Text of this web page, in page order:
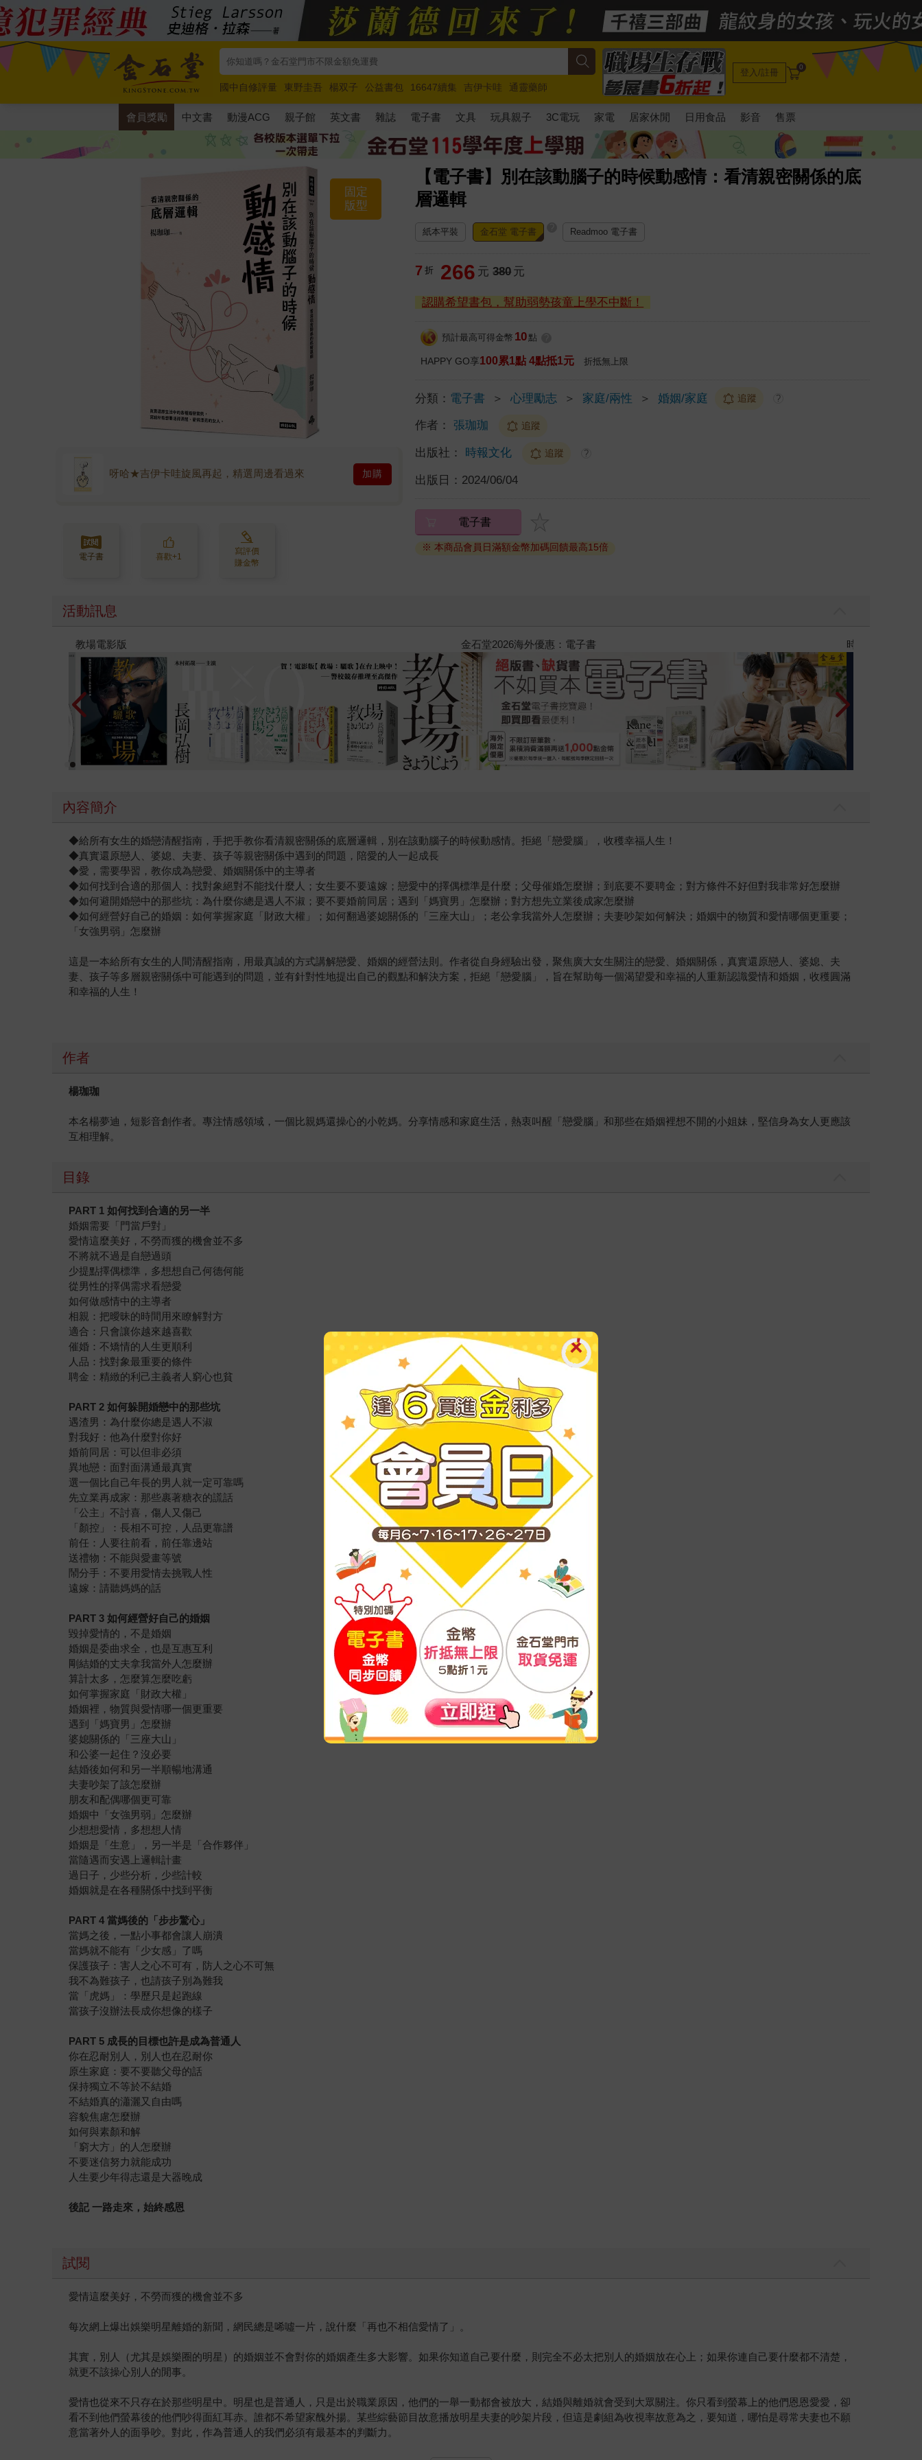
國中自修評量 東野圭吾 楊双子 公益書包 16647續集 吉伊卡哇
通靈藥師
唯紅花綻放
奧德賽 路邊攤新作 馬斯克 玩具總動員5 超慢跑
登入/註冊 0
會員獎勵 中文書 動漫ACG 親子館 英文書 雜誌 電子書 文具 玩具親子 3C電玩 家電 居家休閒 日用食品 影音 售票
【電子書】別在該動腦子的時候動感情：看清親密關係的底
層邏輯
固定
版型
呀哈★吉伊卡哇旋風再起，精選周邊看過來 加購
電子書 喜歡+1
寫評價
賺金幣
紙本平裝 金石堂 電子書 Readmoo 電子書
7 折 266 元 380 元
認購希望書包，幫助弱勢孩童上學不中斷！
預計最高可得金幣 10 點
HAPPY GO享100累1點 4點抵1元 折抵無上限
分類： 電子書 ＞ 心理勵志 ＞ 家庭/兩性 ＞ 婚姻/家庭 追蹤 ?
作者： 張珈珈 追蹤
出版社： 時報文化 追蹤 ?
出版日： 2024/06/04
電子書
※ 本商品會員日滿額金幣加碼回饋最高15倍
活動訊息
時報經典展69折起 黃色書刊回來了！一起走進他的漫畫宇宙
內容簡介
◆給所有女生的婚戀清醒指南，手把手教你看清親密關係的底層邏輯，別在該動腦子的時候動感情。拒絕「戀愛腦」，收穫幸福人生！
◆真實還原戀人、婆媳、夫妻、孩子等親密關係中遇到的問題，陪愛的人一起成長
◆愛，需要學習，教你成為戀愛、婚姻關係中的主導者
◆如何找到合適的那個人：找對象絕對不能找什麼人；女生要不要遠嫁；戀愛中的擇偶標準是什麼；父母催婚怎麼辦；到底要不要聘金；對方條件不好但對我非常好怎麼辦
◆如何避開婚戀中的那些坑：為什麼你總是遇人不淑；要不要婚前同居；遇到「媽寶男」怎麼辦；對方想先立業後成家怎麼辦
◆如何經營好自己的婚姻：如何掌握家庭「財政大權」；如何翻過婆媳關係的「三座大山」；老公拿我當外人怎麼辦；夫妻吵架如何解決；婚姻中的物質和愛情哪個更重要；
「女強男弱」怎麼辦
這是一本給所有女生的人間清醒指南，用最真誠的方式講解戀愛、婚姻的經營法則。作者從自身經驗出發，聚焦廣大女生關注的戀愛、婚姻關係，真實還原戀人、婆媳、夫
妻、孩子等多層親密關係中可能遇到的問題，並有針對性地提出自己的觀點和解決方案，拒絕「戀愛腦」，旨在幫助每一個渴望愛和幸福的人重新認識愛情和婚姻，收穫圓滿
和幸福的人生！
作者
楊珈珈
本名楊夢迪，短影音創作者。專注情感領域，一個比親媽還操心的小乾媽。分享情感和家庭生活，熱衷叫醒「戀愛腦」和那些在婚姻裡想不開的小姐妹，堅信身為女人更應該
互相理解。
目錄
PART 1如何找到合適的另一半
婚姻需要「門當戶對」
愛情這麼美好，不勞而獲的機會並不多
不將就不過是自戀過頭
少提點擇偶標準，多想想自己何德何能
從男性的擇偶需求看戀愛
如何做感情中的主導者
相親：把曖昧的時間用來瞭解對方
適合：只會讓你越來越喜歡
催婚：不矯情的人生更順利
人品：找對象最重要的條件
聘金：精緻的利己主義者人窮心也貧
PART 2如何躲開婚戀中的那些坑
遇渣男：為什麼你總是遇人不淑
對我好：他為什麼對你好
婚前同居：可以但非必須
異地戀：面對面溝通最真實
選一個比自己年長的男人就一定可靠嗎
先立業再成家：那些裹著糖衣的謊話
「公主」不討喜，傷人又傷己
「顏控」：長相不可控，人品更靠譜
前任：人要往前看，前任靠邊站
送禮物：不能與愛畫等號
鬧分手：不要用愛情去挑戰人性
遠嫁：請聽媽媽的話
PART 3如何經營好自己的婚姻
毀掉愛情的，不是婚姻
婚姻是委曲求全，也是互惠互利
剛結婚的丈夫拿我當外人怎麼辦
算計太多，怎麼算怎麼吃虧
如何掌握家庭「財政大權」
婚姻裡，物質與愛情哪一個更重要
遇到「媽寶男」怎麼辦
婆媳關係的「三座大山」
和公婆一起住？沒必要
結婚後如何和另一半順暢地溝通
夫妻吵架了該怎麼辦
朋友和配偶哪個更可靠
婚姻中「女強男弱」怎麼辦
少想想愛情，多想想人情
婚姻是「生意」，另一半是「合作夥伴」
當隨遇而安遇上邏輯計畫
過日子，少些分析，少些計較
婚姻就是在各種關係中找到平衡
PART 4當媽後的「步步驚心」
當媽之後，一點小事都會讓人崩潰
當媽就不能有「少女感」了嗎
保護孩子：害人之心不可有，防人之心不可無
我不為難孩子，也請孩子別為難我
當「虎媽」：學歷只是起跑線
當孩子沒辦法長成你想像的樣子
PART 5 成長的目標也許是成為普通人
你在忍耐別人，別人也在忍耐你
原生家庭：要不要聽父母的話
保持獨立不等於不結婚
不結婚真的瀟灑又自由嗎
容貌焦慮怎麼辦
如何與素顏和解
「窮大方」的人怎麼辦
不要迷信努力就能成功
人生要少年得志還是大器晚成
後記 一路走來，始終感恩
試閱
愛情這麼美好，不勞而獲的機會並不多
每次網上爆出娛樂明星離婚的新聞，網民總是唏噓一片，說什麼「再也不相信愛情了」。
其實，別人（尤其是娛樂圈的明星）的婚姻並不會對你的婚姻產生多大影響。如果你知道自己要什麼，則完全不必太把別人的婚姻放在心上；如果你連自己要什麼都不清楚，
就更不該操心別人的閒事。
愛情也從來不只存在於那些明星中。明星也是普通人，只是出於職業原因，他們的一舉一動都會被放大，結婚與離婚就會受到大眾關注。你只看到螢幕上的他們恩恩愛愛，卻
看不到他們螢幕後的他們吵得面紅耳赤。誰都不希望家醜外揚。某些綜藝節目故意播放明星夫妻的吵架片段，但這是劇組為收視率故意為之，要知道，哪怕是尋常夫妻也不願
意當著外人的面爭吵。對此，作為普通人的我們必須有最基本的判斷力。